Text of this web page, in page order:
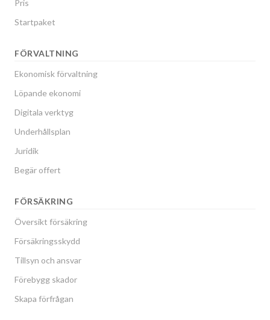
Pris
Startpaket
FÖRVALTNING
Ekonomisk förvaltning
Löpande ekonomi
Digitala verktyg
Underhållsplan
Juridik
Begär offert
FÖRSÄKRING
Översikt försäkring
Försäkringsskydd
Tillsyn och ansvar
Förebygg skador
Skapa förfrågan